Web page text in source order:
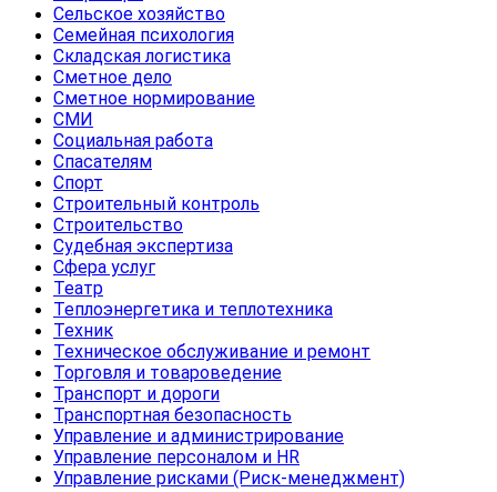
Сельское хозяйство
Семейная психология
Складская логистика
Сметное дело
Сметное нормирование
СМИ
Социальная работа
Спасателям
Спорт
Строительный контроль
Строительство
Судебная экспертиза
Сфера услуг
Театр
Теплоэнергетика и теплотехника
Техник
Техническое обслуживание и ремонт
Торговля и товароведение
Транспорт и дороги
Транспортная безопасность
Управление и администрирование
Управление персоналом и HR
Управление рисками (Риск-менеджмент)